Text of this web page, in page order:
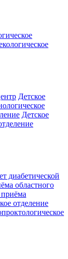
Детское
Детское
диабетической
областного
приёма
отделение